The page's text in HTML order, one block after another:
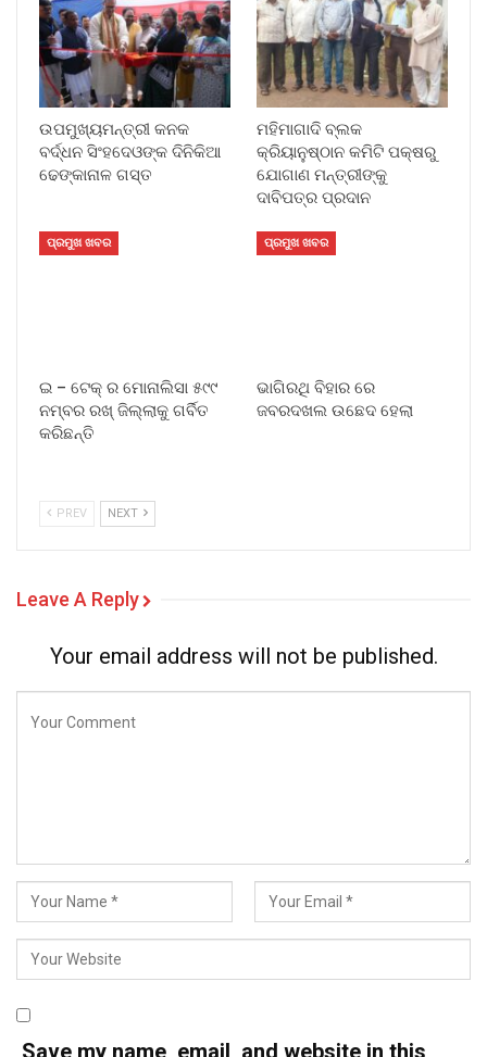
ଉପମୁଖ୍ୟମନ୍ତ୍ରୀ କନକ
ବର୍ଦ୍ଧନ ସିଂହଦେଓଙ୍କ ଦିନିକିଆ
ଢେଙ୍କାନାଳ ଗସ୍ତ
ମହିମାଗାଦି ବ୍ଲକ
କ୍ରିୟାନୁଷ୍ଠାନ କମିଟି ପକ୍ଷରୁ
ଯୋଗାଣ ମନ୍ତ୍ରୀଙ୍କୁ
ଦାବିପତ୍ର ପ୍ରଦାନ
ପ୍ରମୁଖ ଖବର
ଇ – ଟେକ୍ ର ମୋନାଲିସା ୫୯୯
ନମ୍ବର ରଖ୍ ଜିଲ୍ଲାକୁ ଗର୍ବିତ
କରିଛନ୍ତି
ପ୍ରମୁଖ ଖବର
ଭାଗିରଥି ବିହାର ରେ
ଜବରଦଖଲ ଉଛେଦ ହେଲା
PREV NEXT
Leave A Reply
Your email address will not be published.
Save my name, email, and website in this